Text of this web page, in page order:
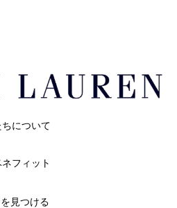
について
フィット
見つける
ニーを始めま
ょう
you
be. And